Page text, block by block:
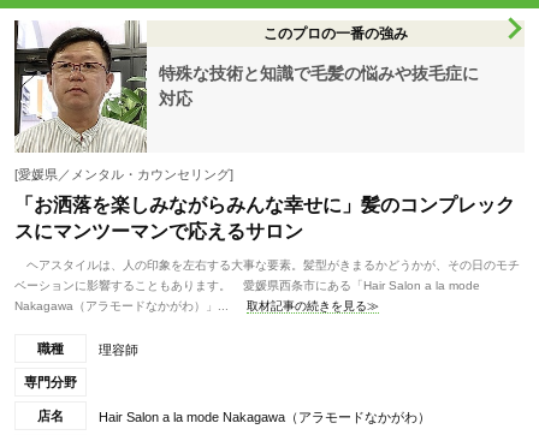
このプロの一番の強み
特殊な技術と知識で毛髪の悩みや抜毛症に
対応
[愛媛県／メンタル・カウンセリング]
「お洒落を楽しみながらみんな幸せに」髪のコンプレック
スにマンツーマンで応えるサロン
ヘアスタイルは、人の印象を左右する大事な要素。髪型がきまるかどうかが、その日のモチ
ベーションに影響することもあります。 愛媛県西条市にある「Hair Salon a la mode
Nakagawa（アラモードなかがわ）」...
取材記事の続きを見る≫
職種 理容師
専門分野
店名 Hair Salon a la mode Nakagawa（アラモードなかがわ）